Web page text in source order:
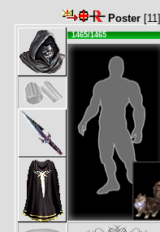
Poster[11]
1465/1465